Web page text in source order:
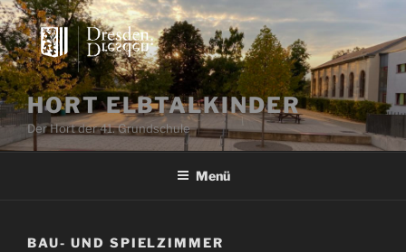
Zum
Inhalt
springen
HORT ELBTALKINDER
Der Hort der 41. Grundschule
Menü
BAU- UND SPIELZIMMER